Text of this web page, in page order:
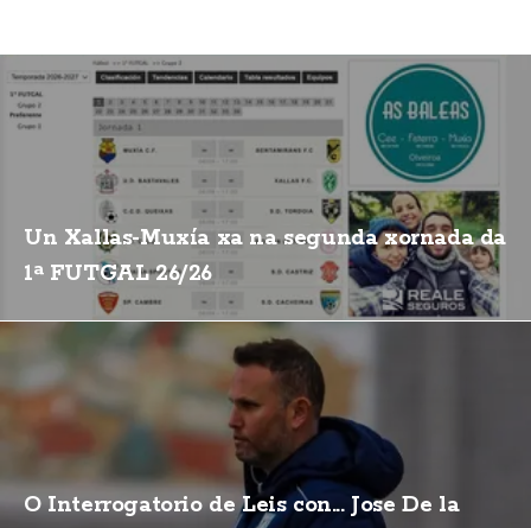
Un Xallas-Muxía xa na segunda xornada da
1ª FUTGAL 26/26
O Interrogatorio de Leis con... Jose De la